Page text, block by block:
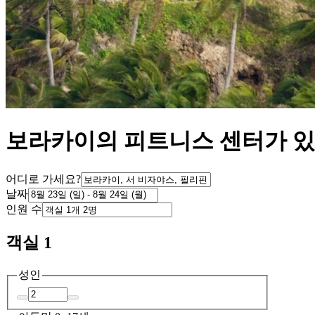
보라카이의 피트니스 센터가
어디로 가세요?
날짜
인원 수
객실 1
성인